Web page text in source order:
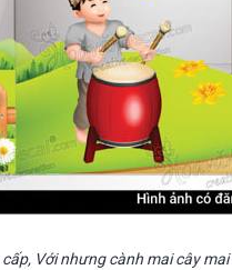
Với nhưng cành mai cây